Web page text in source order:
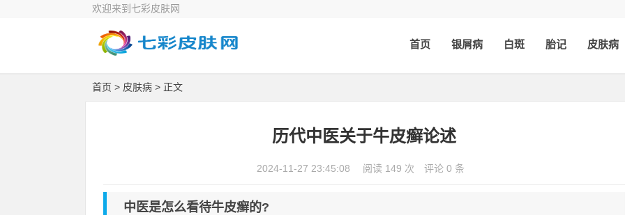
欢迎来到七彩皮肤网
首页 银屑病 白斑 胎记 皮肤病
首页 > 皮肤病 > 正文
历代中医关于牛皮癣论述
2024-11-27 23:45:08 阅读 149 次 评论 0 条
中医是怎么看待牛皮癣的?